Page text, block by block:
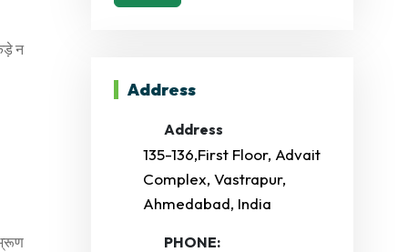
न
Address
Address
135-136,First Floor, Advait
Complex, Vastrapur,
Ahmedabad, India
PHONE: